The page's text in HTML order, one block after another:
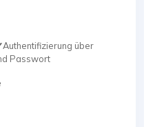
Authentifizierung über
Passwort